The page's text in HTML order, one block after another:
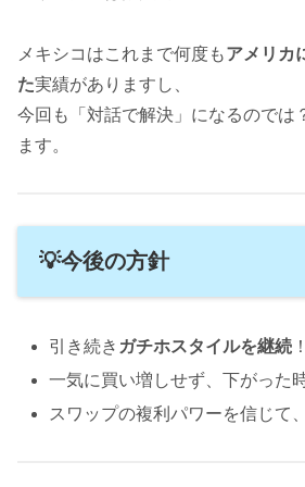
メキシコはこれまで何度もアメリカ
た実績がありますし、
今回も「対話で解決」になるのでは
ます。
💡今後の方針
引き続き ガチホスタイルを継続 ！
一気に買い増しせず、下がった
スワップの複利パワーを信じて